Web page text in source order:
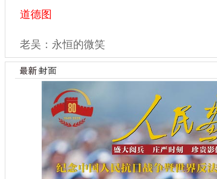
道德图
老吴：永恒的微笑